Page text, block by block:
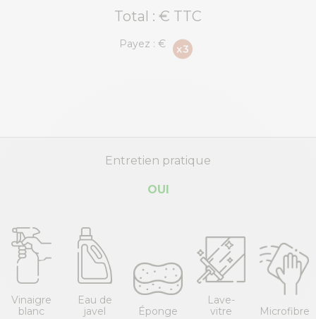
Total : € TTC
Payez :€
Entretien pratique
OUI
Vinaigre
blanc
Eau de
javel
Éponge
Lave-
vitre
Microfibre